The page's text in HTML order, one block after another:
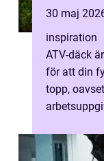
30 maj
inspiration
ATV-däck
för att din
topp,